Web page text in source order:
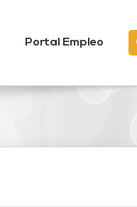
Portal Empleo